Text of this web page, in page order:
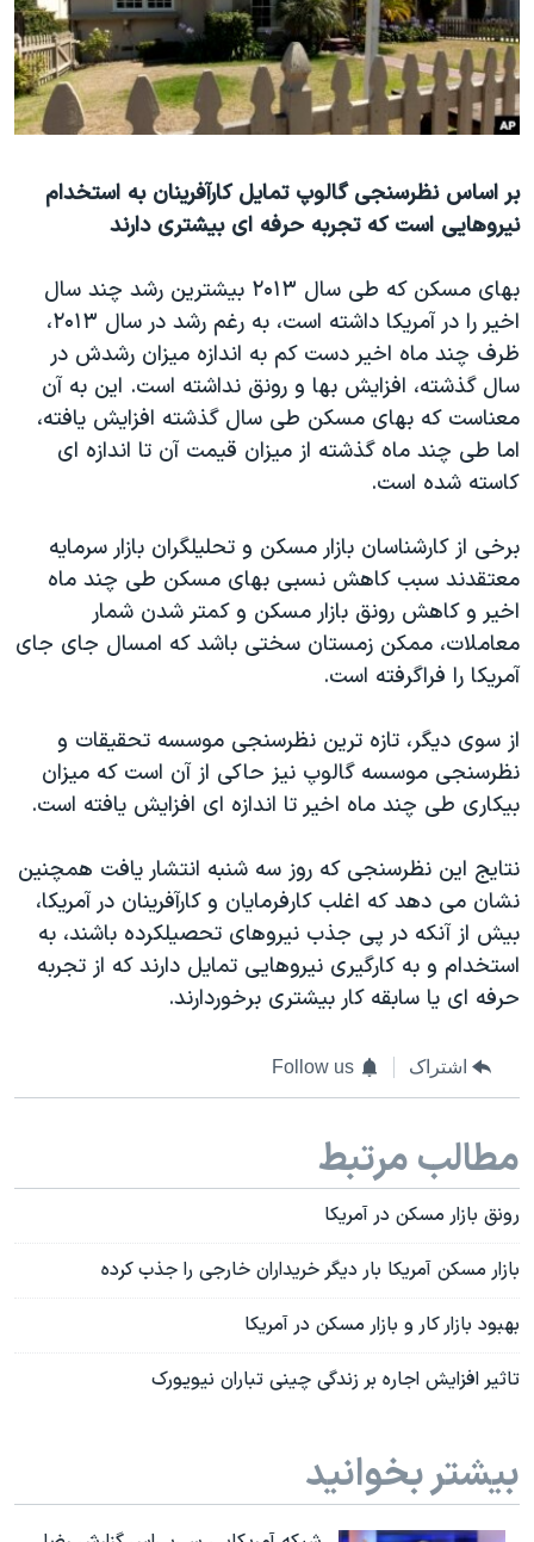
فرهنگ و زندگی
حقوق شهروندی
اقتصادی
اسرائیل در جنگ
گالری عکس
آرشیو پخش زنده
مستندها
انتخابات ریاست جمهوری آمریکا ۲۰۲۴
حمله جمهوری اسلامی به اسرائیل
ورزش زنان در ایران
اعتراضات زن، زندگی، آزادی
مجموعه مستندهای دادخواهی
تریبونال مردمی آبان ۹۸
دادگاه حمید نوری
چهل سال گروگان‌گیری
قانون شفافیت دارائی کادر رهبری ایران
اعتراضات مردمی آبان ۹۸
اسرائیل در جنگ
نرگس محمدی برنده جایزه نوبل صلح
همایش محافظه‌کاران آمریکا «سی‌پک»
صفحه‌های ویژه
دنبال کنید
زبانهای مختلف
بر اساس نظرسنجی گالوپ تمایل کارآفرینان به استخدام
نیروهایی است که تجربه حرفه ای بیشتری دارند
بهای مسکن که طی سال ۲۰۱۳ بیشترین رشد چند سال
اخیر را در آمریکا داشته است، به رغم رشد در سال ۲۰۱۳،
ظرف چند ماه اخیر دست کم به اندازه میزان رشدش در
سال گذشته، افزایش بها و رونق نداشته است. این به آن
معناست که بهای مسکن طی سال گذشته افزایش یافته،
اما طی چند ماه گذشته از میزان قیمت آن تا اندازه ای
کاسته شده است.
برخی از کارشناسان بازار مسکن و تحلیلگران بازار سرمایه
معتقدند سبب کاهش نسبی بهای مسکن طی چند ماه
اخیر و کاهش رونق بازار مسکن و کمتر شدن شمار
معاملات، ممکن زمستان سختی باشد که امسال جای جای
آمریکا را فراگرفته است.
از سوی دیگر، تازه ترین نظرسنجی موسسه تحقیقات و
نظرسنجی موسسه گالوپ نیز حاکی از آن است که میزان
بیکاری طی چند ماه اخیر تا اندازه ای افزایش یافته است.
نتایج این نظرسنجی که روز سه شنبه انتشار یافت همچنین
نشان می دهد که اغلب کارفرمایان و کارآفرینان در آمریکا،
بیش از آنکه در پی جذب نیروهای تحصیلکرده باشند، به
استخدام و به کارگیری نیروهایی تمایل دارند که از تجربه
حرفه ای یا سابقه کار بیشتری برخوردارند.
اشتراک Follow us
مطالب مرتبط
رونق بازار مسکن در آمریکا
بازار مسکن آمریکا بار دیگر خریداران خارجی را جذب کرده
بهبود بازار کار و بازار مسکن در آمریکا
تاثیر افزایش اجاره بر زندگی چینی تباران نیویورک
بیشتر بخوانید